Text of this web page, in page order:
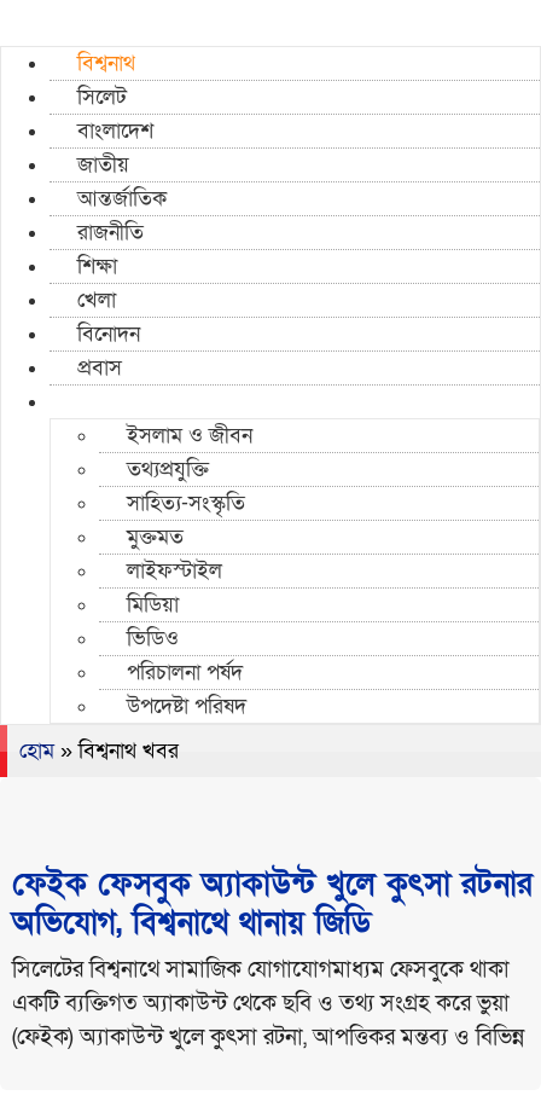
বিশ্বনাথ
সিলেট
বাংলাদেশ
জাতীয়
আন্তর্জাতিক
রাজনীতি
শিক্ষা
খেলা
বিনোদন
প্রবাস
ইসলাম ও জীবন
তথ্যপ্রযুক্তি
সাহিত্য-সংস্কৃতি
মুক্তমত
লাইফস্টাইল
মিডিয়া
ভিডিও
পরিচালনা পর্ষদ
উপদেষ্টা পরিষদ
হোম»বিশ্বনাথ খবর
ফেইক ফেসবুক অ্যাকাউন্ট খুলে কুৎসা রটনার
অভিযোগ, বিশ্বনাথে থানায় জিডি
সিলেটের বিশ্বনাথে সামাজিক যোগাযোগমাধ্যম ফেসবুকে থাকা
একটি ব্যক্তিগত অ্যাকাউন্ট থেকে ছবি ও তথ্য সংগ্রহ করে ভুয়া
(ফেইক) অ্যাকাউন্ট খুলে কুৎসা রটনা, আপত্তিকর মন্তব্য ও বিভিন্ন